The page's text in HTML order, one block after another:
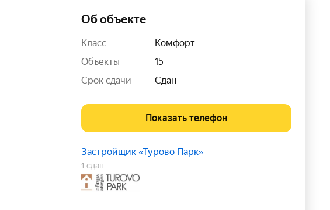
Об объекте
Класс
Комфорт
Объекты
15
Срок сдачи
Сдан
Показать телефон
Застройщик «Турово Парк»
1 сдан